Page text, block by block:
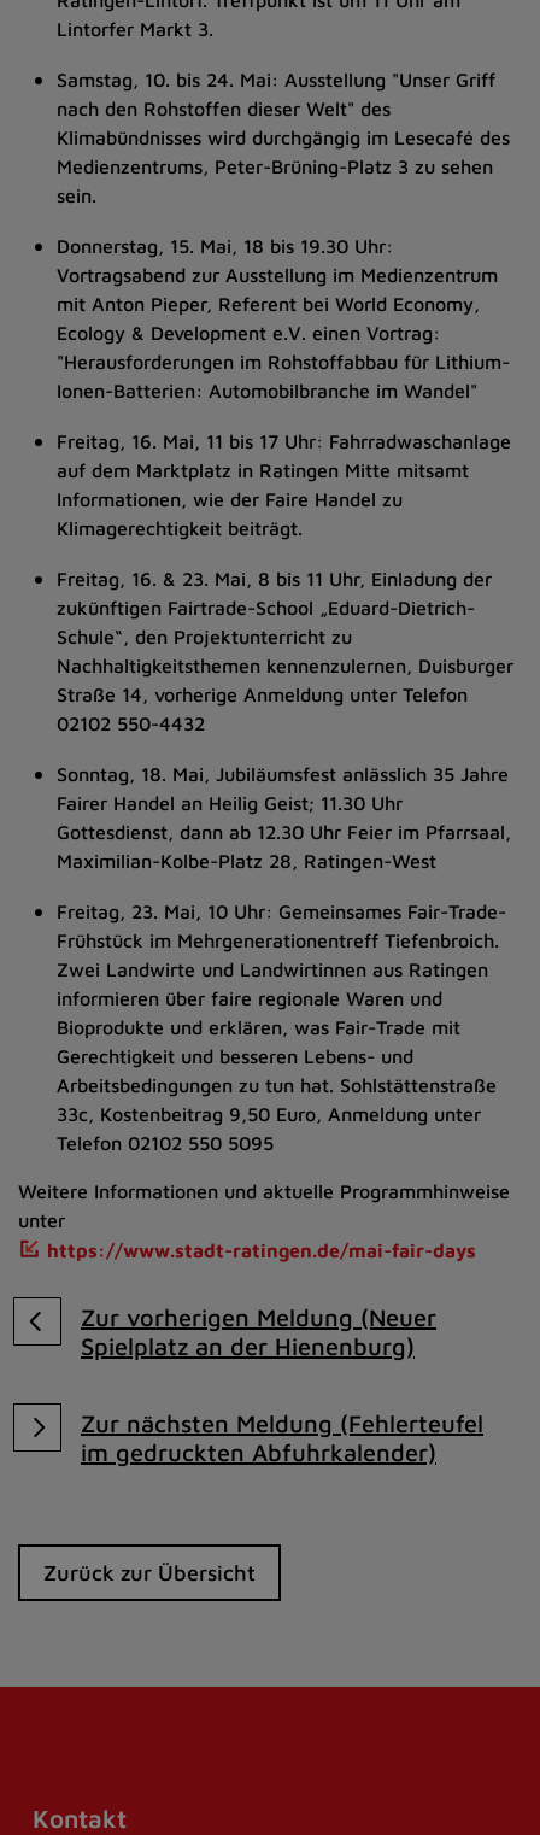
Lintorfer Markt 3.
Samstag, 10. bis 24. Mai: Ausstellung "Unser Griff
nach den Rohstoffen dieser Welt" des
Klimabündnisses wird durchgängig im Lesecafé des
Medienzentrums, Peter-Brüning-Platz 3 zu sehen
sein.
Donnerstag, 15. Mai, 18 bis 19.30 Uhr:
Vortragsabend zur Ausstellung im Medienzentrum
mit Anton Pieper, Referent bei World Economy,
Ecology & Development e.V. einen Vortrag:
"Herausforderungen im Rohstoffabbau für Lithium-
Ionen-Batterien: Automobilbranche im Wandel"
Freitag, 16. Mai, 11 bis 17 Uhr: Fahrradwaschanlage
auf dem Marktplatz in Ratingen Mitte mitsamt
Informationen, wie der Faire Handel zu
Klimagerechtigkeit beiträgt.
Freitag, 16. & 23. Mai, 8 bis 11 Uhr, Einladung der
zukünftigen Fairtrade-School „Eduard-Dietrich-
Schule“, den Projektunterricht zu
Nachhaltigkeitsthemen kennenzulernen, Duisburger
Straße 14, vorherige Anmeldung unter Telefon
02102 550-4432
Sonntag, 18. Mai, Jubiläumsfest anlässlich 35 Jahre
Fairer Handel an Heilig Geist; 11.30 Uhr
Gottesdienst, dann ab 12.30 Uhr Feier im Pfarrsaal,
Maximilian-Kolbe-Platz 28, Ratingen-West
Freitag, 23. Mai, 10 Uhr: Gemeinsames Fair-Trade-
Frühstück im Mehrgenerationentreff Tiefenbroich.
Zwei Landwirte und Landwirtinnen aus Ratingen
informieren über faire regionale Waren und
Bioprodukte und erklären, was Fair-Trade mit
Gerechtigkeit und besseren Lebens- und
Arbeitsbedingungen zu tun hat. Sohlstättenstraße
33c, Kostenbeitrag 9,50 Euro, Anmeldung unter
Telefon 02102 550 5095
Weitere Informationen und aktuelle Programmhinweise
unter
https://www.stadt-ratingen.de/mai-fair-days
Zur vorherigen Meldung (Neuer
Spielplatz an der Hienenburg)
Zur nächsten Meldung (Fehlerteufel
im gedruckten Abfuhrkalender)
Zurück zur Übersicht
Kontakt